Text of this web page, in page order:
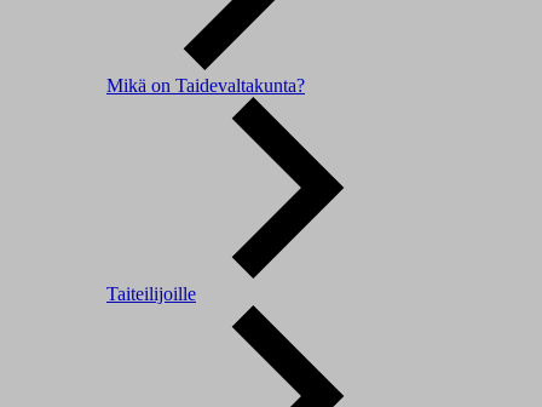
Mikä on Taidevaltakunta?
Taiteilijoille